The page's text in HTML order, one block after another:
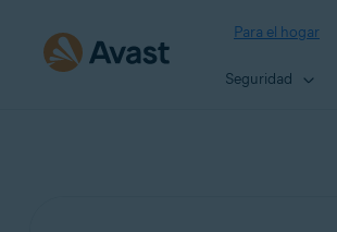
Para el hogar
Seguridad